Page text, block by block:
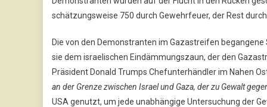
schätzungsweise 750 durch Gewehrfeuer, der Rest
Die von den Demonstranten im Gazastreifen
sie dem israelischen Eindämmungszaun, der den
Präsident Donald Trumps Chefunterhändler im Nahen
an der Grenze zwischen Israel und Gaza, der zu Gewalt
USA genutzt, um jede unabhängige Untersuchung der